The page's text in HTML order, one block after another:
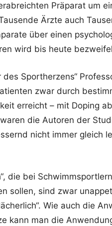
Präparat um
Ärzte auch
über einen
wird bis heute
Sportherzens“
zwar durch
erreicht – mit Doping
die Autoren der
nicht immer gleich
die bei
sollen, sind zwar
Wie auch die
kann man die